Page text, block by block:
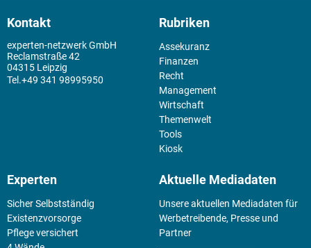
Kontakt
experten-netzwerk GmbH
Reclamstraße 42
04315 Leipzig
+49 341 98995950
Rubriken
Assekuranz
Finanzen
Recht
Management
Wirtschaft
Themenwelt
Tools
Kiosk
Experten
Sicher Selbstständig
Existenz­vorsorge
Pflege versichert
Aktuelle Mediadaten
Unsere aktuellen Mediadaten für
Werbetreibende, Presse und
Partner